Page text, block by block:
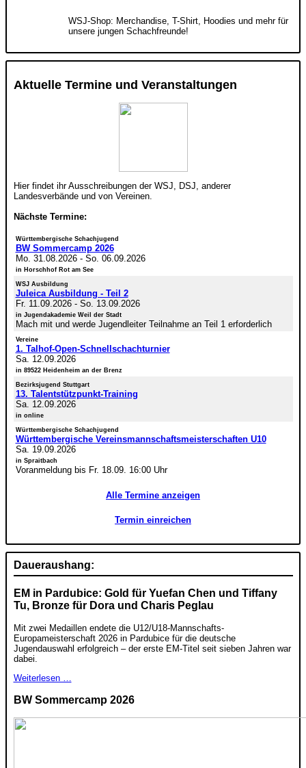
WSJ-Shop: Merchandise, T-Shirt, Hoodies und mehr für
unsere jungen Schachfreunde!
Aktuelle Termine und Veranstaltungen
Hier findet ihr Ausschreibungen der WSJ, DSJ, anderer
Landesverbände und von Vereinen.
Nächste Termine:
Württembergische Schachjugend
BW Sommercamp 2026
Mo. 31.08.2026- So. 06.09.2026
in Horschhof Rot am See
WSJ Ausbildung
Juleica Ausbildung - Teil 2
Fr. 11.09.2026- So. 13.09.2026
in Jugendakademie Weil der Stadt
Mach mit und werde Jugendleiter Teilnahme an Teil 1 erforderlich
Vereine
1. Talhof-Open-Schnellschachturnier
Sa. 12.09.2026
in 89522 Heidenheim an der Brenz
Bezirksjugend Stuttgart
13. Talentstützpunkt-Training
Sa. 12.09.2026
in online
Württembergische Schachjugend
Württembergische Vereinsmannschaftsmeisterschaften U10
Sa. 19.09.2026
in Spraitbach
Voranmeldung bis Fr. 18.09. 16:00 Uhr
Alle Termine anzeigen
Termin einreichen
Daueraushang:
EM in Pardubice: Gold für Yuefan Chen und Tiffany
Tu, Bronze für Dora und Charis Peglau
Mit zwei Medaillen endete die U12/U18-Mannschafts-
Europameisterschaft 2026 in Pardubice für die deutsche
Jugendauswahl erfolgreich – der erste EM-Titel seit sieben Jahren war
dabei.
Weiterlesen …
BW Sommercamp 2026